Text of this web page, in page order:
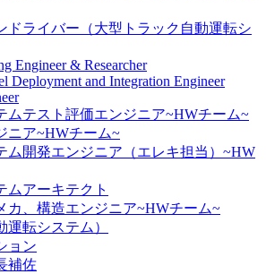
ドライバー（大型トラック自動運転シ
Engineer & Researcher
Deployment and Integration Engineer
ムテスト評価エンジニア~HWチーム~
ニア~HWチーム~
ム開発エンジニア（エレキ担当）~HW
ムアーキテクト
カ、構造エンジニア~HWチーム~
運転システム）
ョン
補佐